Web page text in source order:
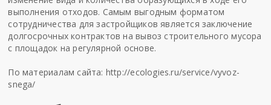
выполнения отходов. Самым выгодным форматом
сотрудничества для застройщиков является заключение
долгосрочных контрактов на вывоз строительного мусора
с площадок на регулярной основе.
По материалам сайта: http://ecologies.ru/service/vyvoz-
snega/